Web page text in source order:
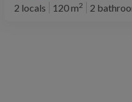
2 locals
120 m2 2